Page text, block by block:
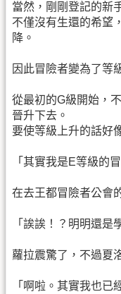
當然，剛剛登記的新
不僅沒有生還的希望
降。
因此冒險者變為了等
從最初的G級開始，
晉升下去。
要使等級上升的話好
「其實我是E等級的
在去王都冒險者公會
「誒誒！？明明還是
蘿拉震驚了，不過夏
「啊啦。其實我也已